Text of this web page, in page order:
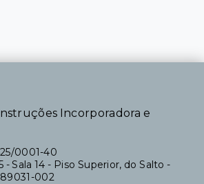
Incorporadora e
0001-40
- Sala 14 - Piso Superior, do Salto -
002